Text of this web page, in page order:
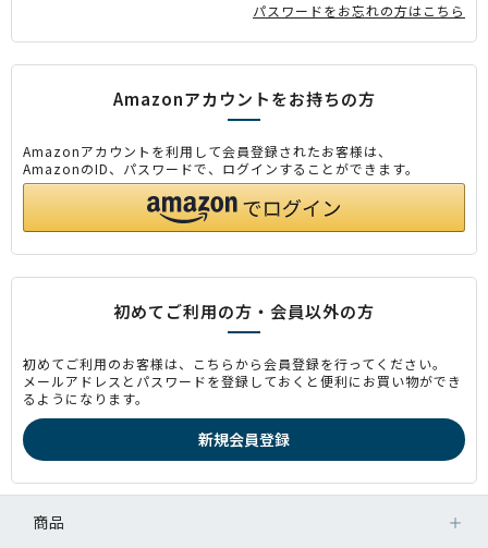
パスワードをお忘れの方はこちら
Amazonアカウントをお持ちの方
Amazonアカウントを利用して会員登録されたお客様は、
AmazonのID、パスワードで、ログインすることができます。
初めてご利用の方・会員以外の方
初めてご利用のお客様は、こちらから会員登録を行ってください。
メールアドレスとパスワードを登録しておくと便利にお買い物ができ
るようになります。
商品